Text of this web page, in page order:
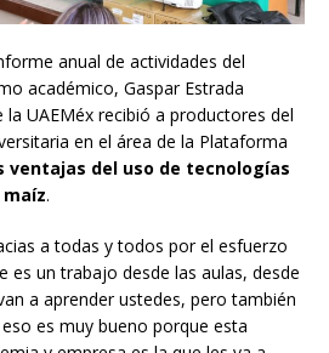
anual de actividades del
académico, Gaspar Estrada
UAEMéx recibió a productores del
en el área de la Plataforma
ventajas del uso de tecnologías
.
a todas y todos por el esfuerzo
es un trabajo desde las aulas, desde
a aprender ustedes, pero también
es muy bueno porque esta